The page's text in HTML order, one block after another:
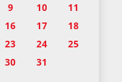
9 10
11
16 17
18
23 24
25
30 31